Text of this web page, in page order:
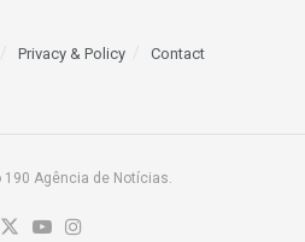
Privacy & Policy Contact
Agência de Notícias.